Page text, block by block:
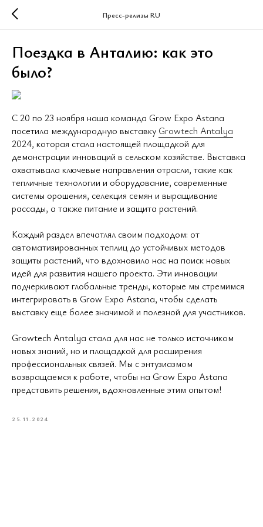
Пресс-релизы RU
Поездка в Анталию: как это
было?
С 20 по 23 ноября наша команда Grow Expo Astana
посетила международную выставку Growtech Antalya
2024, которая стала настоящей площадкой для
демонстрации инноваций в сельском хозяйстве. Выставка
охватывала ключевые направления отрасли, такие как
тепличные технологии и оборудование, современные
системы орошения, селекция семян и выращивание
рассады, а также питание и защита растений.
Каждый раздел впечатлял своим подходом: от
автоматизированных теплиц до устойчивых методов
защиты растений, что вдохновило нас на поиск новых
идей для развития нашего проекта. Эти инновации
подчеркивают глобальные тренды, которые мы стремимся
интегрировать в Grow Expo Astana, чтобы сделать
выставку еще более значимой и полезной для участников.
Growtech Antalya стала для нас не только источником
новых знаний, но и площадкой для расширения
профессиональных связей. Мы с энтузиазмом
возвращаемся к работе, чтобы на Grow Expo Astana
представить решения, вдохновленные этим опытом!
25.11.2024